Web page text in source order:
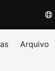
Arquivo